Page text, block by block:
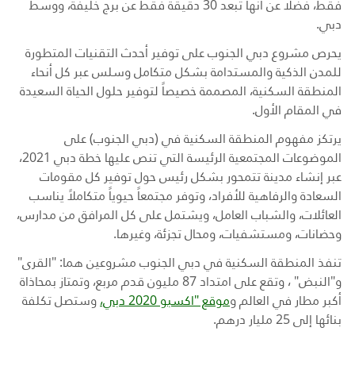
فقط، فضلا عن أنها تبعد 30 دقيقة فقط عن برج خليفة، ووسط
دبي.
يحرص مشروع دبي الجنوب على توفير أحدث التقنيات المتطورة
للمدن الذكية والمستدامة بشكل متكامل وسلس عبر كل أنحاء
المنطقة السكنية، المصممة خصيصاً لتوفير حلول الحياة السعيدة
في المقام الأول.
يرتكز مفهوم المنطقة السكنية في (دبي الجنوب) على
الموضوعات المجتمعية الرئيسة التي تنص عليها خطة دبي 2021،
عبر إنشاء مدينة تتمحور بشكل رئيس حول توفير كل مقومات
السعادة والرفاهية للأفراد، وتوفر مجتمعاً حيوياً متكاملاً يناسب
العائلات، والشباب العامل، ويشتمل على كل المرافق من مدارس،
وحضانات، ومستشفيات، ومحال تجزئة، وغيرها.
تنفذ المنطقة السكنية في دبي الجنوب مشروعين هما: "القرى"
و"النبض" ، وتقع على امتداد 87 مليون قدم مربع، وتمتاز بمحاذاة
أكبر مطار في العالم وموقع "اكسبو 2020 دبي،
وستصل تكلفة
بنائها إلى 25 مليار درهم
.